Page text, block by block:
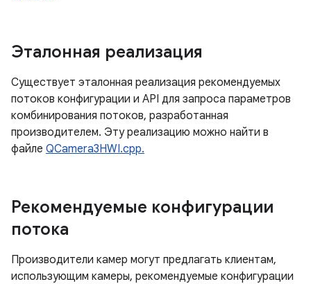
Эталонная реализация
Существует эталонная реализация рекомендуемых
потоков конфигурации и API для запроса параметров
комбинирования потоков, разработанная
производителем. Эту реализацию можно найти в
файле QCamera3HWI.cpp.
Рекомендуемые конфигурации
потока
Производители камер могут предлагать клиентам,
использующим камеры, рекомендуемые конфигурации